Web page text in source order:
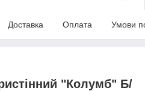
Доставка Оплата Умови
"Колумб" Б/